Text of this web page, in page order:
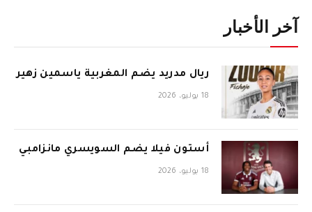
آخر الأخبار
ريال مدريد يضم المغربية ياسمين زهير
18 يوليو، 2026
أستون فيلا يضم السويسري مانزامبي
18 يوليو، 2026